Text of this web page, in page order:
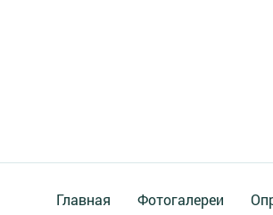
Главная Фотогалереи